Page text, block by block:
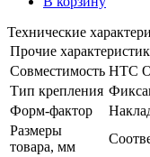
Технические
Прочие
Совместимость HTC
Тип крепления
Форм-фактор
Размеры
товара, мм